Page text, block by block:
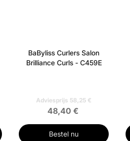
BaByliss Curlers Salon
Brilliance Curls - C459E
Adviesprijs 58,25 €
48,40 €
Bestel nu